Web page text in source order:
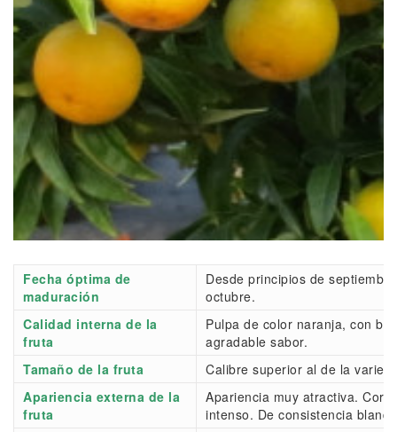
Fecha óptima de
maduración
Desde principios de
octubre.
Calidad interna de la
fruta
Pulpa de color naranja, con
agradable sabor.
Tamaño de la fruta
Calibre superior al de la
Apariencia externa de la
fruta
Apariencia muy atractiva.
intenso. De consistencia